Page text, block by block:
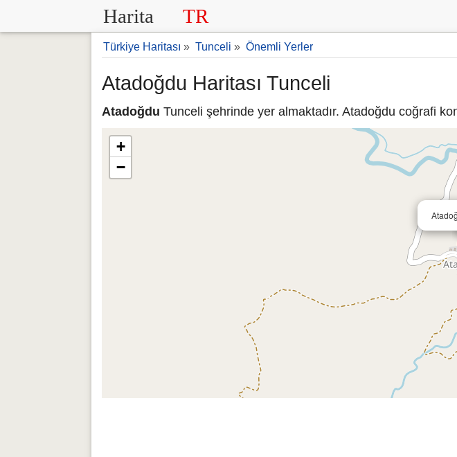
Harita TR
Türkiye Haritası » Tunceli » Önemli Yerler
Atadoğdu Haritası Tunceli
Atadoğdu Tunceli şehrinde yer almaktadır. Atadoğdu coğrafi
+
−